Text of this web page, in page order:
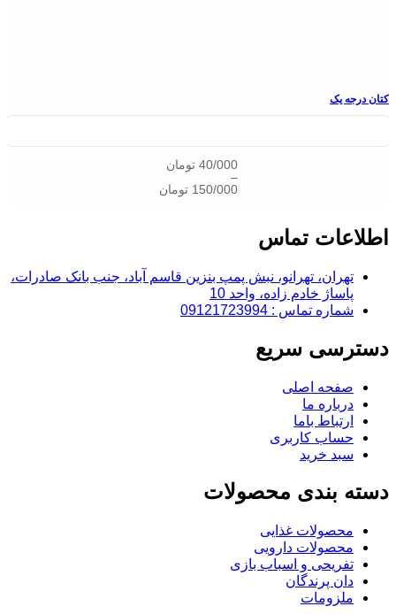
کتان درجه یک
40/000 تومان
–
150/000 تومان
اطلاعات تماس
تهران، تهرانو، نبش پمپ بنزین قاسم آباد، جنب بانک صادرات،
پاساژ خادم زاده، واحد 10
شماره تماس : 09121723994
دسترسی سریع
صفحه اصلی
درباره ما
ارتباط باما
حساب کاربری
سبد خرید
دسته بندی محصولات
محصولات غذایی
محصولات دارویی
تفریحی و اسباب بازی
دان پرندگان
ملزومات